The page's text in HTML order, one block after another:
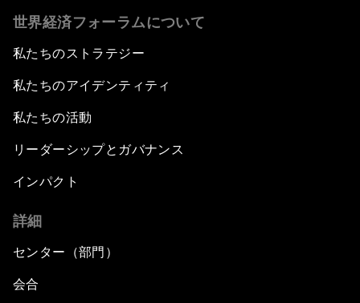
世界経済フォーラムについて
私たちのストラテジー
私たちのアイデンティティ
私たちの活動
リーダーシップとガバナンス
インパクト
詳細
センター（部門）
会合